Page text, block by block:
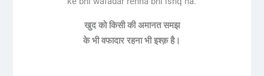
खुद को किसी की अमानत समझ
के भी वफादार रहना भी इश्क़ है।